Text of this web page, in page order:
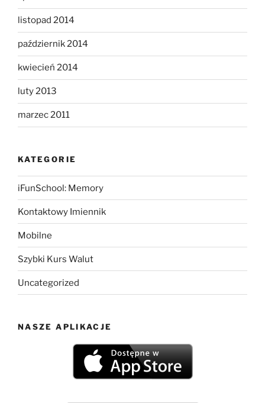
listopad 2014
październik 2014
kwiecień 2014
luty 2013
marzec 2011
KATEGORIE
iFunSchool: Memory
Kontaktowy Imiennik
Mobilne
Szybki Kurs Walut
Uncategorized
NASZE APLIKACJE